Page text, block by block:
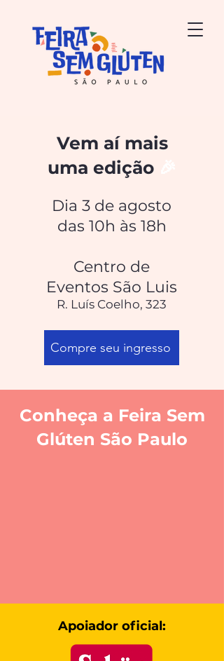
Vem aí mais
uma edição
Dia 3 de agosto
das 10h às 18h
Centro de
Eventos São Luis
R. Luís Coelho, 323​
Compre seu ingresso
Conheça a Feira Sem
Glúten São Paulo
Apoiador oficial: